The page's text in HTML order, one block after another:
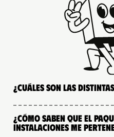
¿Cuáles son las
¿Cómo saben que el
instalaciones me